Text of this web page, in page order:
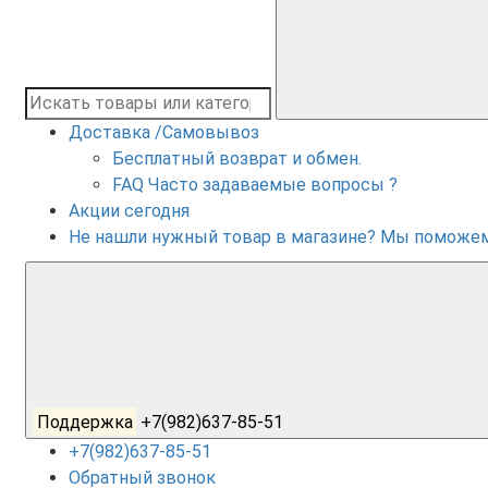
Доставка /Самовывоз
Бесплатный возврат и обмен.
FAQ Часто задаваемые вопросы ?
Акции сегодня
Не нашли нужный товар в магазине? Мы
Поддержка +7(982)637-85-51
+7(982)637-85-51
Обратный звонок